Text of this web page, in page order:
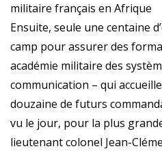
militaire français en Afrique
Ensuite, seule une centaine
camp pour assurer des
académie militaire des
communication – qui
douzaine de futurs
vu le jour, pour la plus
lieutenant colonel Jean-